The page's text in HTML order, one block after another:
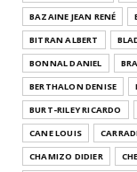
BAZAINE JEAN RENÉ
BITRAN ALBERT
BONNAL DANIEL
BERTHALON DENISE
BURT-RILEY RICARDO
CANE LOUIS
CHAMIZO DIDIER